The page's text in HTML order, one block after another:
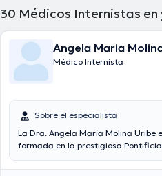
30 Médicos Internistas en
Angela Maria
Médico Internista
Sobre el especialista
La Dra. Angela María Molina Uribe
formada en la prestigiosa
especialización en Medicina